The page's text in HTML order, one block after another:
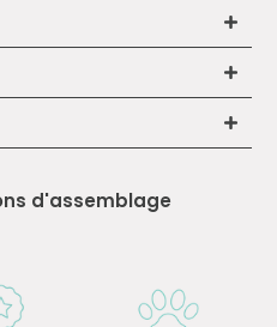
d'assemblage